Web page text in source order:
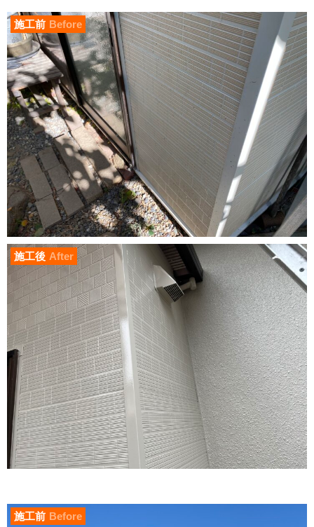
施工前 Before
施工後 After
施工前 Before